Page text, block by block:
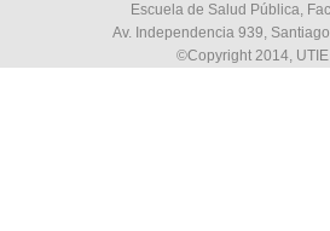
Escuela de Salud Pública,
Av. Independencia 939,
©Copyright 2014,